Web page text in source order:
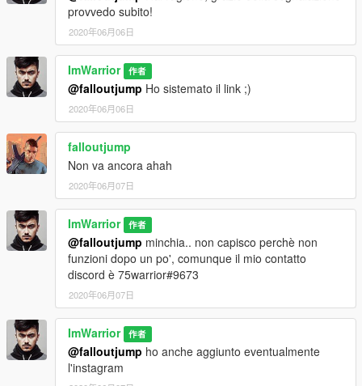
provvedo subito!
2020年06月06日
ImWarrior 作者
@falloutjump Ho sistemato il link ;)
2020年06月06日
falloutjump
Non va ancora ahah
2020年06月07日
ImWarrior 作者
@falloutjump minchia.. non capisco perchè non
funzioni dopo un po', comunque il mio contatto
discord è 75warrior#9673
2020年06月07日
ImWarrior 作者
@falloutjump ho anche aggiunto eventualmente
l'instagram